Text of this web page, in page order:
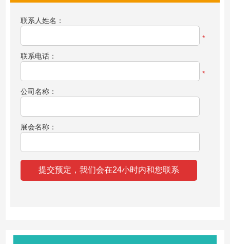
联系人姓名：
*
联系电话：
*
公司名称：
展会名称：